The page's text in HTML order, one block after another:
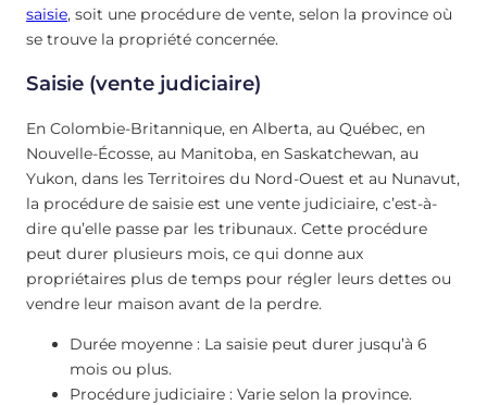
saisie, soit une procédure de vente, selon la province où
se trouve la propriété concernée.
Saisie (vente judiciaire)
En Colombie-Britannique, en Alberta, au Québec, en
Nouvelle-Écosse, au Manitoba, en Saskatchewan, au
Yukon, dans les Territoires du Nord-Ouest et au Nunavut,
la procédure de saisie est une vente judiciaire, c’est-à-
dire qu’elle passe par les tribunaux. Cette procédure
peut durer plusieurs mois, ce qui donne aux
propriétaires plus de temps pour régler leurs dettes ou
vendre leur maison avant de la perdre.
Durée moyenne : La saisie peut durer jusqu’à 6
mois ou plus.
Procédure judiciaire : Varie selon la province.